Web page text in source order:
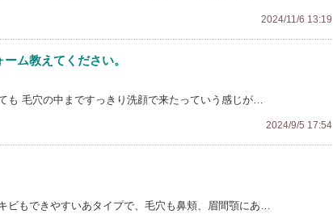
2024/11/6 13:19
ム教えてください。
も 毛穴の中まですっきり洗顔で来たっていう感じが…
2024/9/5 17:54
ビもできやすいあタイプで、毛穴も鼻頬、眉間顎にあ…